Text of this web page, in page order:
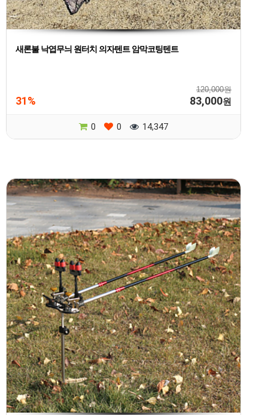
새론불 낙엽무늬 원터치 의자텐트 암막코팅텐트
120,000원
31% 83,000원
0 0 14,347